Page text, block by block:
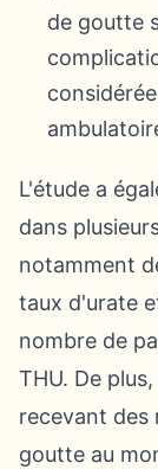
de goutte
L'étude a
dans
notamment
taux d'urate
nombre de
THU. De
recevant des
goutte au